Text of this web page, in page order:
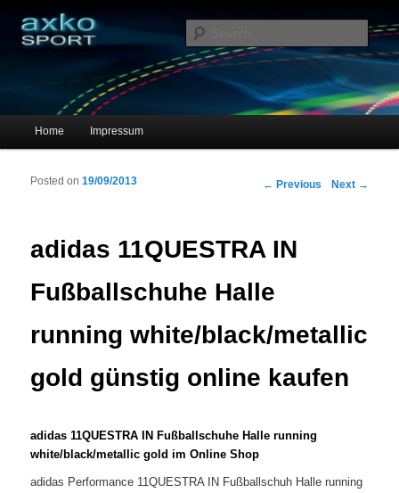
axko-sport – Sportschuhe online
Main menu
Skip to primary content
Skip to secondary content
Home Impressum
Post navigation
← Previous Next →
adidas 11QUESTRA IN
Fußballschuhe Halle
running white/black/metallic
gold günstig online kaufen
Posted on19/09/2013
adidas 11QUESTRA IN Fußballschuhe Halle running
white/black/metallic gold im Online Shop
adidas Performance 11QUESTRA IN Fußballschuh Halle running